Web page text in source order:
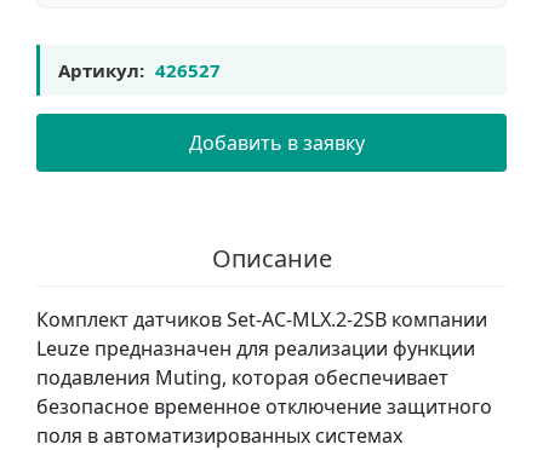
Артикул: 426527
Добавить в заявку
Описание
Комплект датчиков Set-AC-MLX.2-2SB компании
Leuze предназначен для реализации функции
подавления Muting, которая обеспечивает
безопасное временное отключение защитного
поля в автоматизированных системах